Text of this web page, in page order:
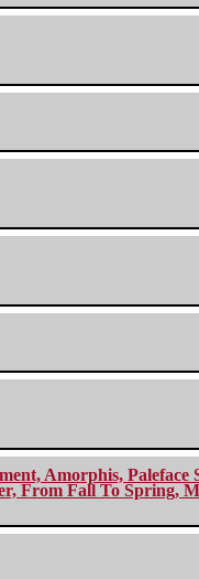
Amorphis,
From Fall To Spring,